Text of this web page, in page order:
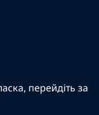
перейдіть за